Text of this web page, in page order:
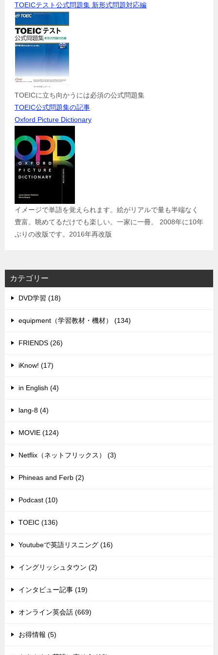
TOEICテスト公式問題集 新形式問題対応編
TOEICに立ち向かうには必須の公式問題集
TOEIC公式問題集の記事
Oxford Picture Dictionary
イメージで単語を覚えられます。絵がリアルで量も半端なく
豊富。眺めてるだけでも楽しい。一家に一冊。 2008年に10年
ぶりの改版です。2016年再改版
カテゴリー
DVD学習 (18)
equipment（学習教材・機材） (134)
FRIENDS (26)
iKnow! (17)
in English (4)
lang-8 (4)
MOVIE (124)
Netflix（ネットフリックス） (3)
Phineas and Ferb (2)
Podcast (10)
TOEIC (136)
Youtubeで英語リスニング (16)
イングリッシュタウン (2)
インタビュー記事 (19)
オンライン英会話 (669)
お得情報 (5)